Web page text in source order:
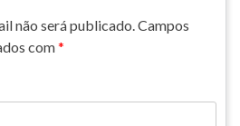
não será publicado.Campos
com*